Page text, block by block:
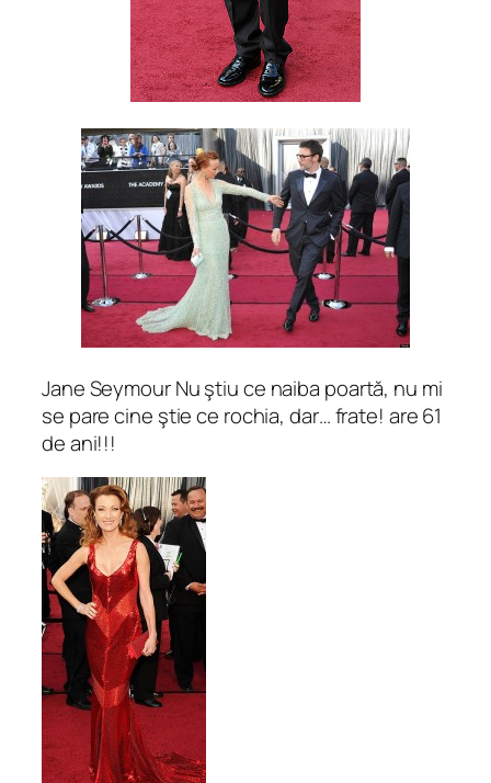
Jane Seymour Nu ştiu ce naiba poartă, nu mi
se pare cine ştie ce rochia, dar… frate! are 61
de ani!!!